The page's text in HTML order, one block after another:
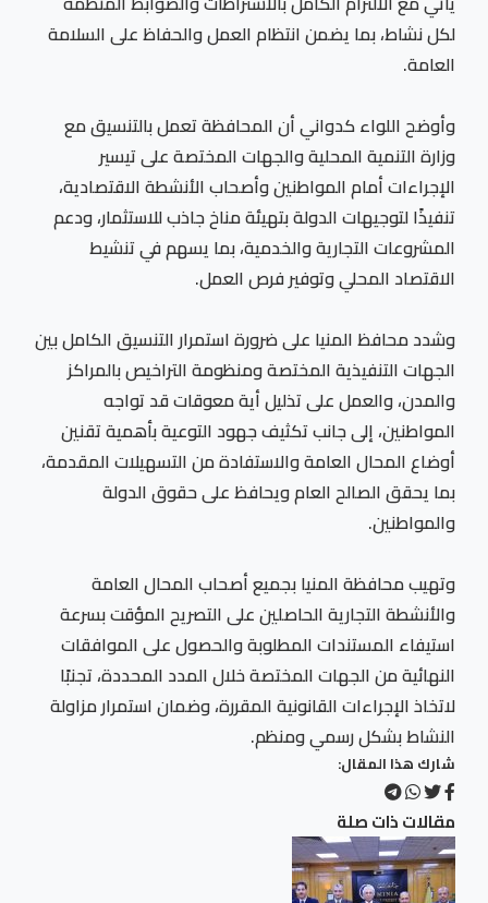
لكل نشاط، بما يضمن انتظام العمل والحفاظ على السلامة
العامة.
وأوضح اللواء كدواني أن المحافظة تعمل بالتنسيق مع
وزارة التنمية المحلية والجهات المختصة على تيسير
الإجراءات أمام المواطنين وأصحاب الأنشطة الاقتصادية،
تنفيذًا لتوجيهات الدولة بتهيئة مناخ جاذب للاستثمار، ودعم
المشروعات التجارية والخدمية، بما يسهم في تنشيط
الاقتصاد المحلي وتوفير فرص العمل.
وشدد محافظ المنيا على ضرورة استمرار التنسيق الكامل بين
الجهات التنفيذية المختصة ومنظومة التراخيص بالمراكز
والمدن، والعمل على تذليل أية معوقات قد تواجه
المواطنين، إلى جانب تكثيف جهود التوعية بأهمية تقنين
أوضاع المحال العامة والاستفادة من التسهيلات المقدمة،
بما يحقق الصالح العام ويحافظ على حقوق الدولة
والمواطنين.
وتهيب محافظة المنيا بجميع أصحاب المحال العامة
والأنشطة التجارية الحاصلين على التصريح المؤقت بسرعة
استيفاء المستندات المطلوبة والحصول على الموافقات
النهائية من الجهات المختصة خلال المدد المحددة، تجنبًا
لاتخاذ الإجراءات القانونية المقررة، وضمان استمرار مزاولة
النشاط بشكل رسمي ومنظم.
شارك هذا المقال:
مقالات ذات صلة